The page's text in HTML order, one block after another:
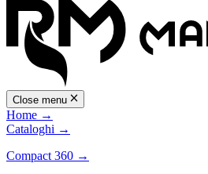
Close menu
Home →
Cataloghi →
Compact 360 →